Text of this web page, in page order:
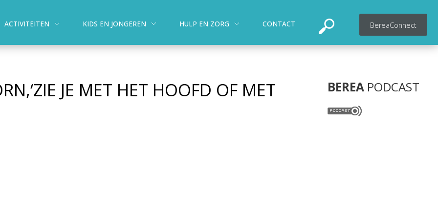
BereaConnect
ACTIVITEITEN KIDS EN JONGEREN HULP EN ZORG CONTACT
JE MET HET HOOFD OF MET
BEREA PODCAST